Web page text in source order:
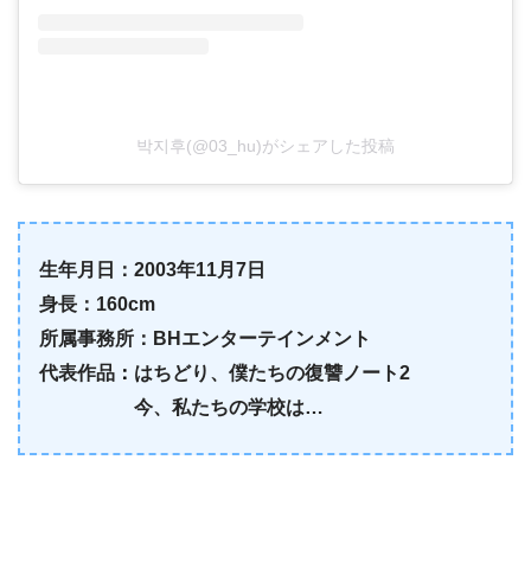
박지후(@03_hu)がシェアした投稿
生年月日： 2003年11月 7 日
身長：160cm
所属事務所： BH エンターテインメント
代表作品 ： はちどり、 僕たちの復讐ノート2
今、私たちの学校は…